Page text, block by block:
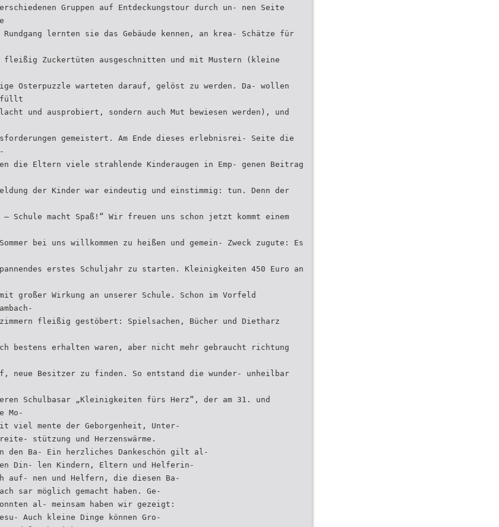
Gruppen auf Entdeckungstour durch un- nen Seite
lernten sie das Gebäude kennen, an krea- Schätze für
fleißig Zuckertüten ausgeschnitten und mit Mustern (kleine
Osterpuzzle warteten darauf, gelöst zu werden. Da- wollen
und ausprobiert, sondern auch Mut bewiesen werden), und
gemeistert. Am Ende dieses erlebnisrei- Seite die
die Eltern viele strahlende Kinderaugen in Emp- genen Beitrag
der Kinder war eindeutig und einstimmig: tun. Denn der
– Schule macht Spaß!“ Wir freuen uns schon jetzt kommt einem
bei uns willkommen zu heißen und gemein- Zweck zugute: Es
erstes Schuljahr zu starten. Kleinigkeiten 450 Euro an
großer Wirkung an unserer Schule. Schon im Vorfeld
fleißig gestöbert: Spielsachen, Bücher und Dietharz
bestens erhalten waren, aber nicht mehr gebraucht richtung
neue Besitzer zu finden. So entstand die wunder- unheilbar
Schulbasar „Kleinigkeiten fürs Herz“, der am 31. und
Mo-
viel mente der Geborgenheit, Unter-
stützung und Herzenswärme.
den Ba- Ein herzliches Dankeschön gilt al-
Din- len Kindern, Eltern und Helferin-
auf- nen und Helfern, die diesen Ba-
sar möglich gemacht haben. Ge-
al- meinsam haben wir gezeigt:
Auch kleine Dinge können Gro-